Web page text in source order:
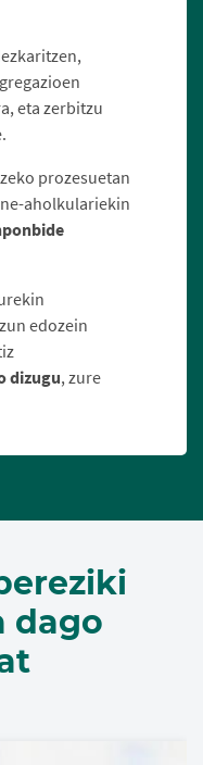
eta zerbitzu
prozesuetan
aholkulariekin
edozein
dizugu, zure
dago